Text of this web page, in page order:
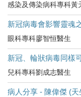
感染及傳染病科專科黃
新冠病毒會影響靈魂
眼科專科廖智恒醫生
新冠、輪狀病毒同樣
兒科專科劉成志醫生
病人分享 - 陳偉傑 (